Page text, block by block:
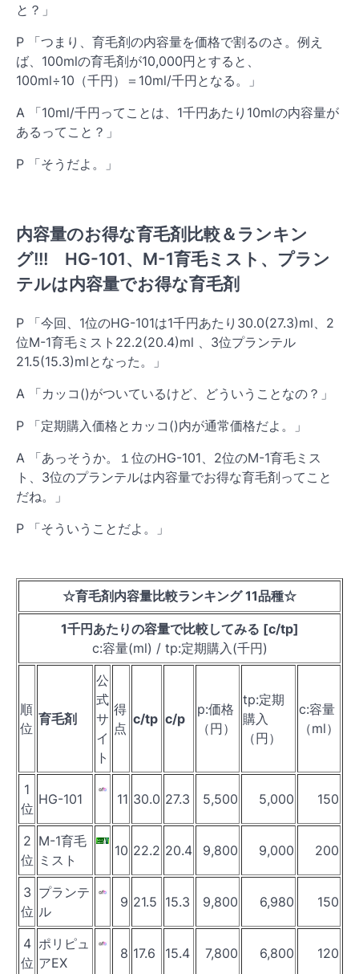
と？」
P 「つまり、育毛剤の内容量を価格で割るのさ。例え
ば、100mlの育毛剤が10,000円とすると、
100ml÷10（千円）＝10ml/千円となる。」
A 「10ml/千円ってことは、1千円あたり10mlの内容量が
あるってこと？」
P 「そうだよ。」
内容量のお得な育毛剤比較＆ランキン
グ!!! HG-101、M-1育毛ミスト、プラン
テルは内容量でお得な育毛剤
P 「今回、1位のHG-101は1千円あたり30.0(27.3)ml、2
位M-1育毛ミスト22.2(20.4)ml 、3位プランテル
21.5(15.3)mlとなった。」
A 「カッコ()がついているけど、どういうことなの？」
P 「定期購入価格とカッコ()内が通常価格だよ。」
A 「あっそうか。１位のHG-101、2位のM-1育毛ミス
ト、3位のプランテルは内容量でお得な育毛剤ってこと
だね。」
P 「そういうことだよ。」
☆育毛剤内容量比較ランキング11品種☆
1千円あたりの容量で比較してみる [c/tp]
c:容量(ml) / tp:定期購入(千円)
順
位
育毛剤
公
式
サ
イ
ト
得
点
c/tp c/p
p:価格
（円）
tp:定期
購入
（円）
c:容量
（ml）
1
位
HG-101 11 30.0 27.3 5,500 5,000 150
2
位
M-1育毛
ミスト
10 22.2 20.4 9,800 9,000 200
3
位
プランテ
ル
9 21.5 15.3 9,800 6,980 150
4
位
ポリピュ
アEX
8 17.6 15.4 7,800 6,800 120